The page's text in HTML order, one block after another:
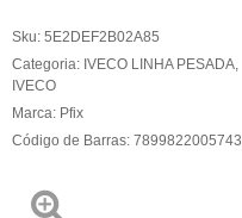
Sku: 5E2DEF2B02A85
Categoria: IVECO LINHA PESADA
IVECO
Marca: Pfix
Código de Barras: 7899822005743